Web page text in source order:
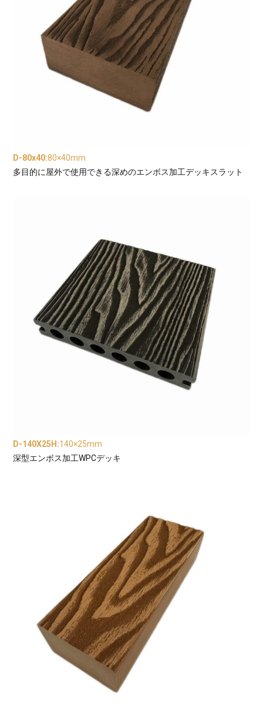
D-80x40:80×40mm
多目的に屋外で使用できる深めのエンボス加工デッキスラット
D-140X25H :140×25mm
深型エンボス加工WPCデッキ